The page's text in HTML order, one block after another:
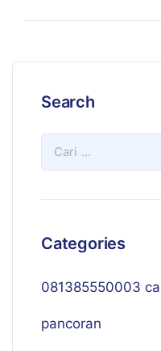
Search
Categories
081385550003
pancoran